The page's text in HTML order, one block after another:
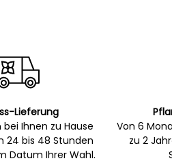
Lieferung
bei Ihnen zu Hause
24 bis 48 Stunden
Datum Ihrer Wahl.
Von 6
zu 2